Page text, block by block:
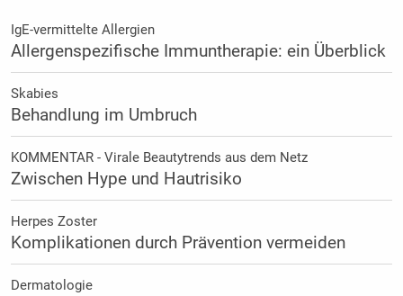
IgE-vermittelte Allergien
Allergenspezifische Immuntherapie: ein Überblick
Skabies
Behandlung im Umbruch
KOMMENTAR - Virale Beautytrends aus dem Netz
Zwischen Hype und Hautrisiko
Herpes Zoster
Komplikationen durch Prävention vermeiden
Dermatologie